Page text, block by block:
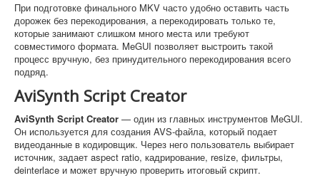
При подготовке финального MKV часто удобно оставить часть
дорожек без перекодирования, а перекодировать только те,
которые занимают слишком много места или требуют
совместимого формата. MeGUI позволяет выстроить такой
процесс вручную, без принудительного перекодирования всего
подряд.
AviSynth Script Creator
AviSynth Script Creator — один из главных инструментов MeGUI.
Он используется для создания AVS-файла, который подает
видеоданные в кодировщик. Через него пользователь выбирает
источник, задает aspect ratio, кадрирование, resize, фильтры,
deinterlace и может вручную проверить итоговый скрипт.